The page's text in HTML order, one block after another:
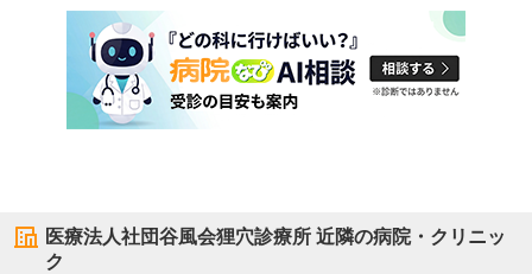
医療法人社団谷風会狸穴診療所 近隣の病院・クリニッ
ク